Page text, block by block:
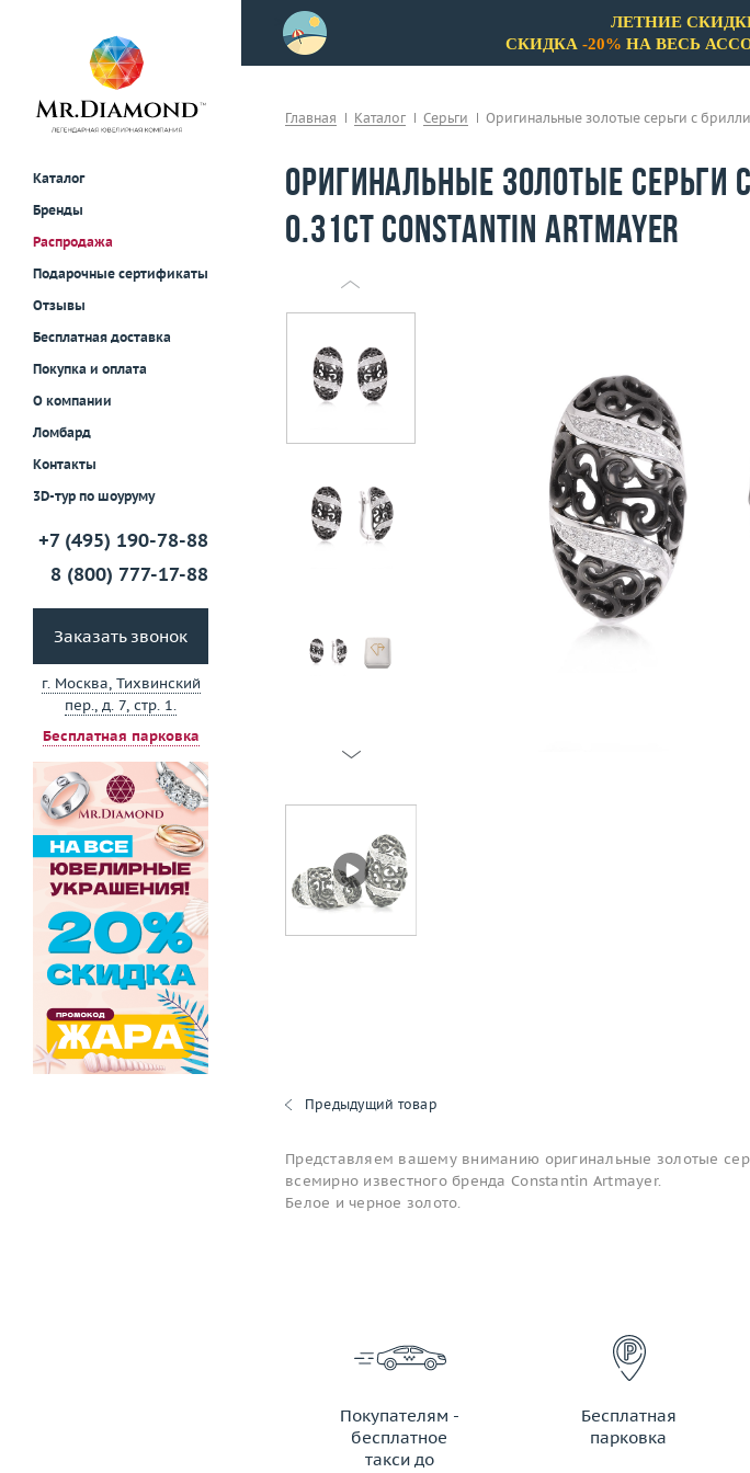
Каталог
Бренды
Распродажа
Подарочные сертификаты
Отзывы
Бесплатная доставка
Покупка и оплата
О компании
Ломбард
Контакты
3D-тур по шоуруму
+7 (495) 190-78-88
8 (800) 777-17-88
Заказать звонок
г. Москва, Тихвинский
пер., д. 7, стр. 1.
Бесплатная парковка
примерки!
ЛЕТНИЕ СКИДКИ
СКИДКА -20% НА ВЕСЬ
Главная Каталог Серьги Оригинальные золотые серьги с
Оригинальные золотые серьги
0.31ct Constantin Artmayer
Предыдущий товар
Представляем вашему вниманию оригинальные золотые
всемирно известного бренда Constantin Artmayer.
Белое и черное золото.
Покупателям -
бесплатное
такси до
Бесплатная
парковка